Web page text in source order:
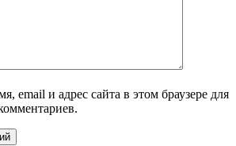
email и адрес сайта в этом браузере для